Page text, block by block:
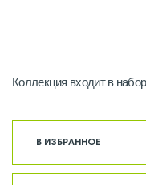
Коллекция входит в
В ИЗБРАННОЕ